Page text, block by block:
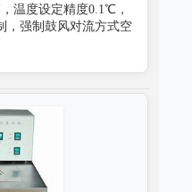
温度设定精度0.1℃，
，强制鼓风对流方式空